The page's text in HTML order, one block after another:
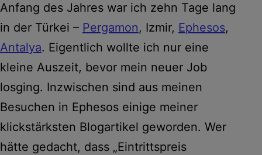
Anfang des Jahres war ich zehn Tage lang
in der Türkei – Pergamon, Izmir, Ephesos,
Antalya. Eigentlich wollte ich nur eine
kleine Auszeit, bevor mein neuer Job
losging. Inzwischen sind aus meinen
Besuchen in Ephesos einige meiner
klickstärksten Blogartikel geworden. Wer
hätte gedacht, dass „Eintrittspreis